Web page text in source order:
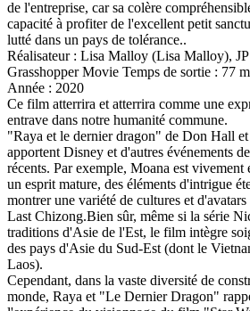
de l'entreprise, car sa colère
capacité à profiter de l'excellent petit
lutté dans un pays de tolérance..
Réalisateur : Lisa Malloy (Lisa Malloy),
Grasshopper Movie Temps de sortie : 77
Année : 2020
Ce film atterrira et atterrira comme une
entrave dans notre humanité commune.
"Raya et le dernier dragon" de Don Hall
apportent Disney et d'autres événements
récents. Par exemple, Moana est
un esprit mature, des éléments d'intrigue
montrer une variété de cultures et
Last Chizong.Bien sûr, même si la série
traditions d'Asie de l'Est, le film intègre
des pays d'Asie du Sud-Est (dont le
Laos).
Cependant, dans la vaste diversité de
monde, Raya et "Le Dernier Dragon"